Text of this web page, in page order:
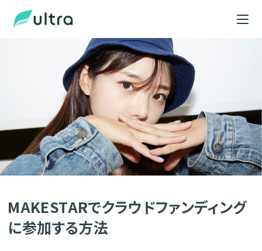
MAKESTARでクラウドファンディング
に参加する方法